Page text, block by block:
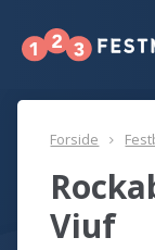
Forside
Viuf